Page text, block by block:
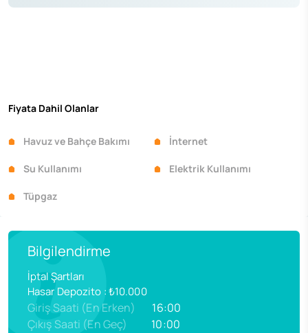
Fiyata Dahil Olanlar
Havuz ve Bahçe Bakımı İnternet
Su Kullanımı Elektrik Kullanımı
Tüpgaz
Bilgilendirme
İptal Şartları
Hasar Depozito :₺10.000
Giriş Saati (En Erken)
16:00
Çıkış Saati (En Geç)
10:00